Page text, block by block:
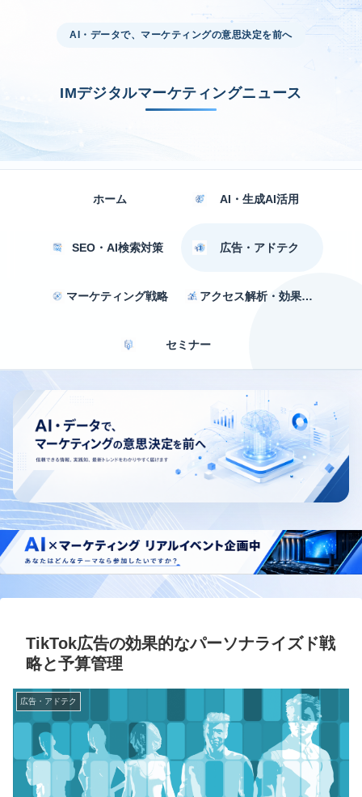
AI・データで、マーケティングの意思決定を前へ
IMデジタルマーケティングニュース
ホーム AI・生成AI活用
SEO・AI検索対策 広告・アドテク
マーケティング戦略 アクセス解析・効果測定
セミナー
TikTok広告の効果的なパーソナライズド戦
略と予算管理
広告・アドテク